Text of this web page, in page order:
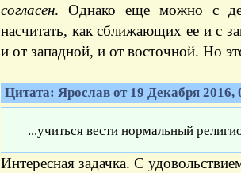
согласен. Однако еще можно с
насчитать, как сближающих ее и с
и от западной, и от восточной. Но
Цитата: Ярослав от 19 Декабря 2016,
...учиться вести нормальный
Интересная задачка. С